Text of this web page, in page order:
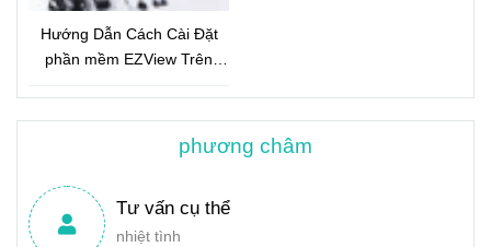
Hướng Dẫn Cách Cài Đặt
phần mềm EZView Trên
phương châm
Tư vấn cụ thể
nhiệt tình